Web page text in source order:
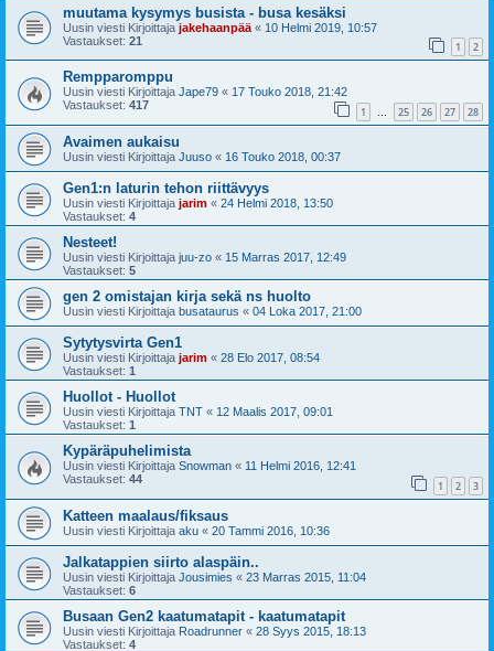
muutama kysymys busista - busa kesäksi
Uusin viesti Kirjoittaja jakehaanpää « 10 Helmi 2019, 10:57
Vastaukset: 21 1 2
Rempparomppu
Uusin viesti Kirjoittaja Jape79 « 17 Touko 2018, 21:42
Vastaukset: 417 1 … 25 26 27 28
Avaimen aukaisu
Uusin viesti Kirjoittaja Juuso « 16 Touko 2018, 00:37
Gen1:n laturin tehon riittävyys
Uusin viesti Kirjoittaja jarim « 24 Helmi 2018, 13:50
Vastaukset: 4
Nesteet!
Uusin viesti Kirjoittaja juu-zo « 15 Marras 2017, 12:49
Vastaukset: 5
gen 2 omistajan kirja sekä ns huolto
Uusin viesti Kirjoittaja busataurus « 04 Loka 2017, 21:00
Sytytysvirta Gen1
Uusin viesti Kirjoittaja jarim « 28 Elo 2017, 08:54
Vastaukset: 1
Huollot - Huollot
Uusin viesti Kirjoittaja TNT « 12 Maalis 2017, 09:01
Vastaukset: 1
Kypäräpuhelimista
Uusin viesti Kirjoittaja Snowman « 11 Helmi 2016, 12:41
Vastaukset: 44 1 2 3
Katteen maalaus/fiksaus
Uusin viesti Kirjoittaja aku « 20 Tammi 2016, 10:36
Jalkatappien siirto alaspäin..
Uusin viesti Kirjoittaja Jousimies « 23 Marras 2015, 11:04
Vastaukset: 6
Busaan Gen2 kaatumatapit - kaatumatapit
Uusin viesti Kirjoittaja Roadrunner « 28 Syys 2015, 18:13
Vastaukset: 4